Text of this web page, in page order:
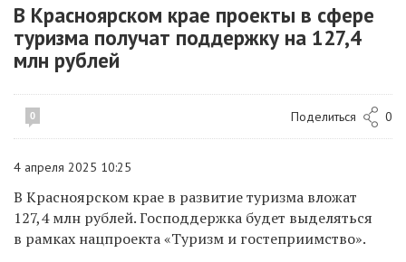
В Красноярском крае проекты в сфере
туризма получат поддержку на 127,4
млн рублей
0 Поделиться 0
4 апреля 2025 10:25
В Красноярском крае в развитие туризма вложат
127,4 млн рублей. Господдержка будет выделяться
в рамках нацпроекта «Туризм и гостеприимство».